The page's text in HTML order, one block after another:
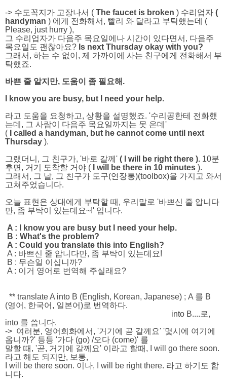
-> 수도꼭지가 고장나서 ( The faucet is broken ) 수리업자 (
handyman ) 에게 전화해서, 빨리 와 달라고 부탁했는데 (
Please, just hurry ),
그 수리업자가 다음주 목요일에나 시간이 있다면서, 다음주
목요일도 괜찮아요? Is next Thursday okay with you?
그래서, 하는 수 없이, 제 가까이에 사는 친구에게 전화해서 부
탁했죠.
바쁜 줄 알지만, 도움이 좀 필요해.
I know you are busy, but I need your help.
라고 도움을 요청하고, 상황을 설명했죠. '수리공한테 전화했
는데, 그 사람이 다음주 목요일까지는 못 온데'
(
I called a handyman, but he cannot come until next
Thursday ).
그랬더니, 그 친구가, '바로 갈께' ( I will be right there ). 10분
후면, 거기 도착할 거야 ( I will be there in 10 minutes ).
그래서, 그 날, 그 친구가 도구(연장통)(toolbox)을 가지고 와서
고쳐주었습니다.
오늘 표현은 상대에게 부탁할 때, 우리말로 '바쁘신 줄 압니다
만, 좀 부탁이 있는데요~!' 입니다.
A : I know you are busy but I need your help.
B : What's the problem?
A : Could you translate this into English?
A : 바쁘신 줄 압니다만, 좀 부탁이 있는데요!
B : 무슨일 이십니까?
A : 이거 영어로 번역해 주실래요?
** translate A into B (English, Korean, Japanese) ; A 를 B
(영어, 한국어, 일본어)로 번역하다.
into B....로,
into 를 씁니다.
-> 여러분, 영어회화에서, '거기에 곧 갈께요' '몇시에 여기에
옵니까?' 등등 '가다 (go) /오다 (come)' 를
말할 때, '곧, 거기에 갈께요' 이라고 할때, I will go there soon.
라고 해도 되지만, 보통,
I will be there soon. 이나, I will be right there. 라고 하기도 합
니다.